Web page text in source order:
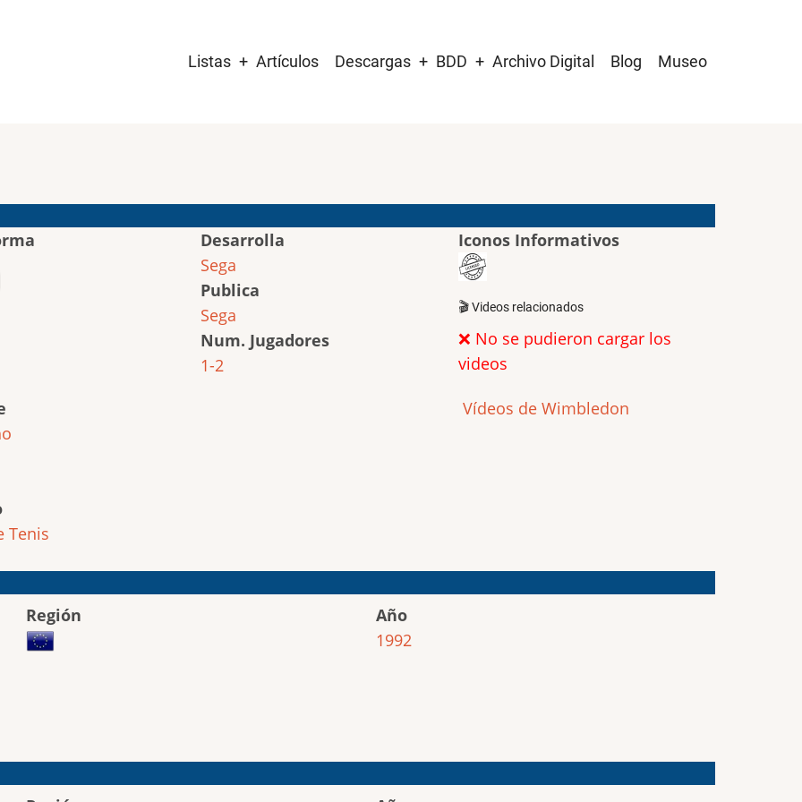
navigation
Listas Artículos Descargas BDD Archivo Digital Blog Museo
Tenis
Desarrolla
Sega
Publica
Sega
Num. Jugadores
1-2
Iconos Informativos
🎬 Videos relacionados
❌ No se pudieron cargar los
videos
Vídeos de Wimbledon
Región
Año
1992